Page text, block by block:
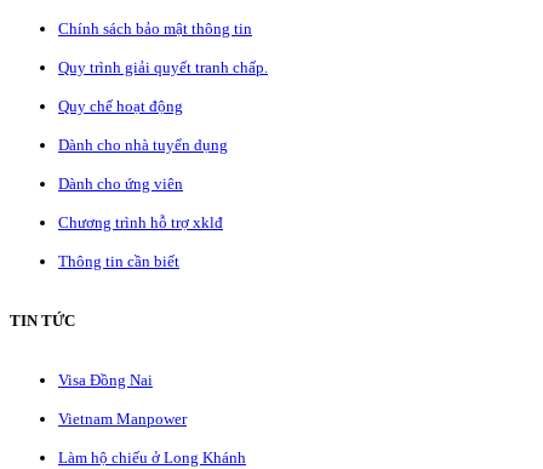
Chính sách bảo mật thông tin
Quy trình giải quyết tranh chấp.
Quy chế hoạt động
Dành cho nhà tuyển dụng
Dành cho ứng viên
Chương trình hỗ trợ xklđ
Thông tin cần biết
TIN TỨC
Visa Đồng Nai
Vietnam Manpower
Làm hộ chiếu ở Long Khánh